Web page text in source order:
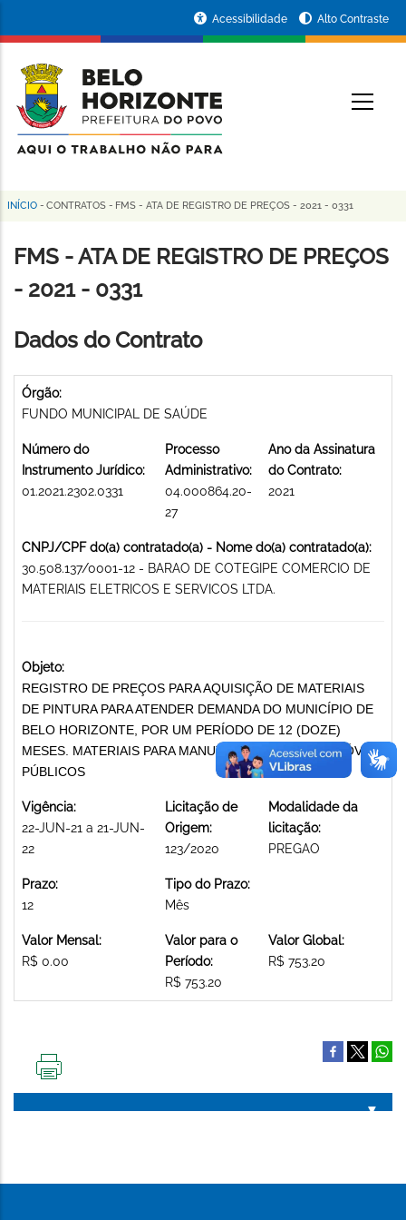
conteúdo
principal
da
Prefeitura
de
Horizonte
Acessibilidade Alto Contraste
Trilha
de
navegação
INÍCIO - CONTRATOS - FMS - ATA DE REGISTRO DE PREÇOS - 2021 - 0331
FMS - ATA DE REGISTRO DE PREÇOS
- 2021 - 0331
Dados do Contrato
Órgão:
FUNDO MUNICIPAL DE SAÚDE
Número do
Instrumento Jurídico:
01.2021.2302.0331
Processo
Administrativo:
04.000864.20-
27
Ano da Assinatura
do Contrato:
2021
CNPJ/CPF do(a) contratado(a) - Nome do(a) contratado(a):
30.508.137/0001-12 - BARAO DE COTEGIPE COMERCIO DE
MATERIAIS ELETRICOS E SERVICOS LTDA.
Objeto:
REGISTRO DE PREÇOS PARA AQUISIÇÃO DE MATERIAIS
DE PINTURA PARA ATENDER DEMANDA DO MUNICÍPIO DE
BELO HORIZONTE, POR UM PERÍODO DE 12 (DOZE)
MESES. MATERIAIS PARA MANUTENÇÃO DE BENS IMÓVEIS
PÚBLICOS
Vigência:
22-JUN-21 a 21-JUN-
22
Licitação de
Origem:
123/2020
Modalidade da
licitação:
PREGAO
Prazo:
12
Tipo do Prazo:
Mês
Valor Mensal:
R$ 0.00
Valor para o
Período:
R$ 753.20
Valor Global:
R$ 753.20
PÁGINA